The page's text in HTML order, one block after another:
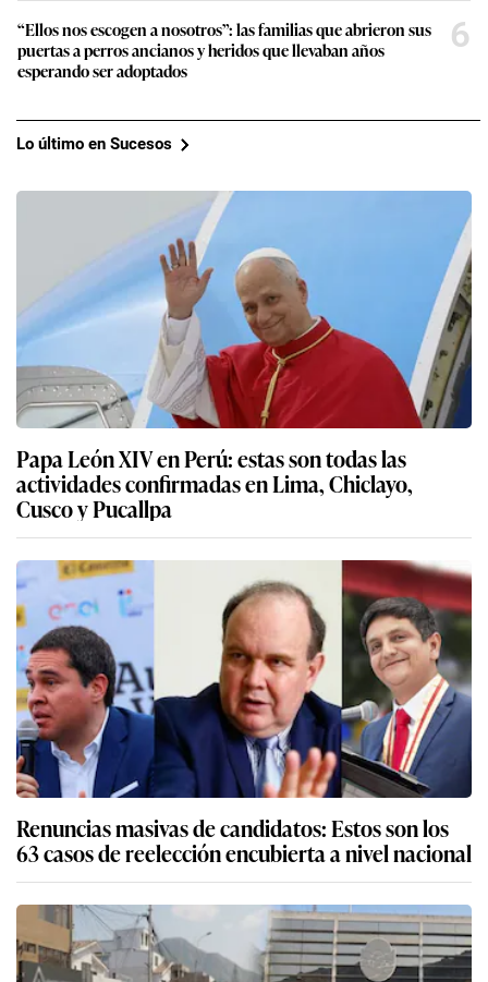
“Ellos nos escogen a nosotros”: las familias que abrieron sus
puertas a perros ancianos y heridos que llevaban años
esperando ser adoptados
6
Lo último en Sucesos
Papa León XIV en Perú: estas son todas las
actividades confirmadas en Lima, Chiclayo,
Cusco y Pucallpa
Renuncias masivas de candidatos: Estos son los
63 casos de reelección encubierta a nivel nacional